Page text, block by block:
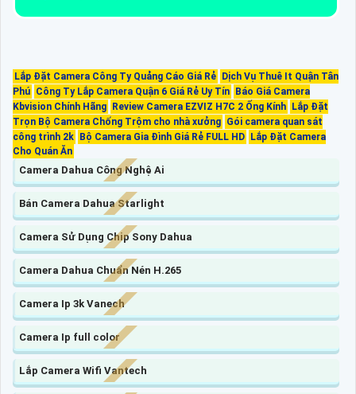
Lắp Đặt Camera Công Ty Quảng Cáo Giá Rẻ Dịch Vụ Thuê It Quận Tân
Phú Công Ty Lắp Camera Quận 6 Giá Rẻ Uy Tín Báo Giá Camera
Kbvision Chính Hãng Review Camera EZVIZ H7C 2 Ống Kính Lắp Đặt
Trọn Bộ Camera Chống Trộm cho nhà xưởng Gói camera quan sát
công trình 2k Bộ Camera Gia Đình Giá Rẻ FULL HD Lắp Đặt Camera
Cho Quán Ăn
Camera Dahua Công Nghệ Ai
Bán Camera Dahua Starlight
Camera Sử Dụng Chip Sony Dahua
Camera Dahua Chuẩn Nén H.265
Camera Ip 3k Vanech
Camera Ip full color
Lắp Camera Wifi Vantech